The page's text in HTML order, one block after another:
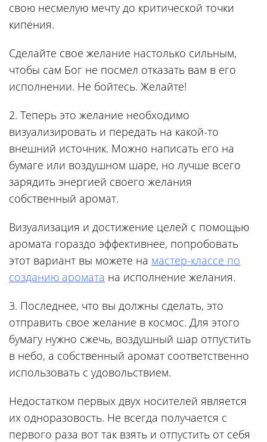
свою несмелую мечту до критической точки
кипения.
Сделайте свое желание настолько сильным,
чтобы сам Бог не посмел отказать вам в его
исполнении. Не бойтесь. Желайте!
2. Теперь это желание необходимо
визуализировать и передать на какой-то
внешний источник. Можно написать его на
бумаге или воздушном шаре, но лучше всего
зарядить энергией своего желания
собственный аромат.
Визуализация и достижение целей с помощью
аромата гораздо эффективнее, попробовать
этот вариант вы можете на мастер-классе по
созданию аромата на исполнение желания.
3. Последнее, что вы должны сделать, это
отправить свое желание в космос. Для этого
бумагу нужно сжечь, воздушный шар отпустить
в небо, а собственный аромат соответственно
использовать с удовольствием.
Недостатком первых двух носителей является
их одноразовость. Не всегда получается с
первого раза вот так взять и отпустить от себя